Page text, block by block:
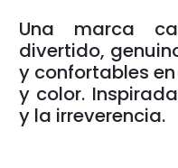
Una marca
divertido,
y confortables
y color.
y la irreverencia.